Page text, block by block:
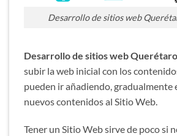
Desarrollo de sitios web
Desarrollo de sitios web Querétaro.
subir la web inicial con los
pueden ir añadiendo, gradualmente
nuevos contenidos al Sitio Web.
Tener un Sitio Web sirve de poco si